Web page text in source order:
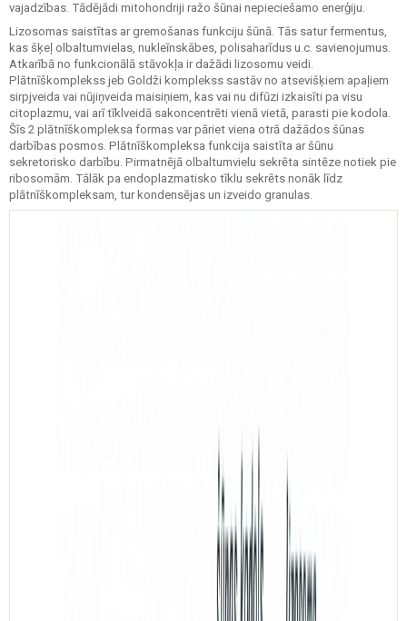
vajadzības. Tādējādi mitohondriji ražo šūnai nepieciešamo enerģiju.
Lizosomas saistītas ar gremošanas funkciju šūnā. Tās satur fermentus,
kas šķeļ olbaltumvielas, nukleīnskābes, polisaharīdus u.c. savienojumus.
Atkarībā no funkcionālā stāvokļa ir dažādi lizosomu veidi.
Plātnīškomplekss jeb Goldži komplekss sastāv no atsevišķiem apaļiem
sirpjveida vai nūjiņveida maisiņiem, kas vai nu difūzi izkaisīti pa visu
citoplazmu, vai arī tīklveidā sakoncentrēti vienā vietā, parasti pie kodola.
Šīs 2 plātnīškompleksa formas var pāriet viena otrā dažādos šūnas
darbības posmos. Plātnīškompleksa funkcija saistīta ar šūnu
sekretorisko darbību. Pirmatnējā olbaltumvielu sekrēta sintēze notiek pie
ribosomām. Tālāk pa endoplazmatisko tīklu sekrēts nonāk līdz
plātnīškompleksam, tur kondensējas un izveido granulas.